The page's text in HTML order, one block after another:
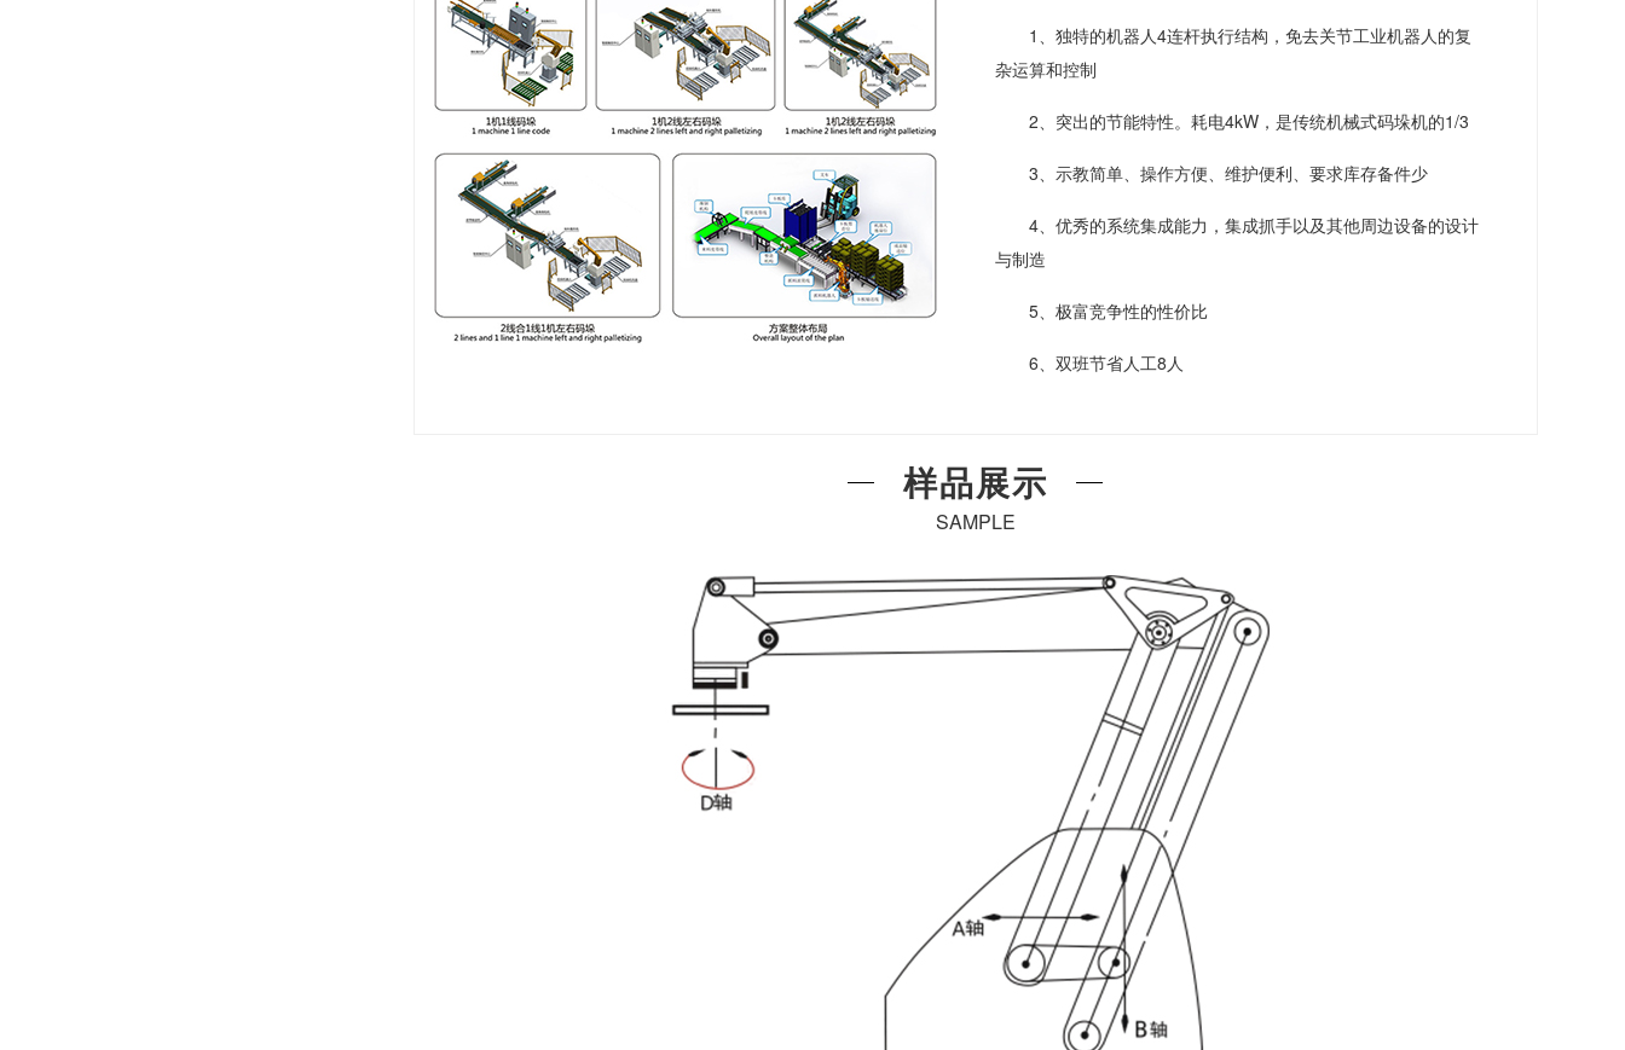
1、独特的机器人4连杆执行结构，免去关节工业机器人的复
杂运算和控制
2、突出的节能特性。耗电4kW，是传统机械式码垛机的1/3
3、示教简单、操作方便、维护便利、要求库存备件少
4、优秀的系统集成能力，集成抓手以及其他周边设备的设计
与制造
5、极富竞争性的性价比
6、双班节省人工8人
样品展示
SAMPLE